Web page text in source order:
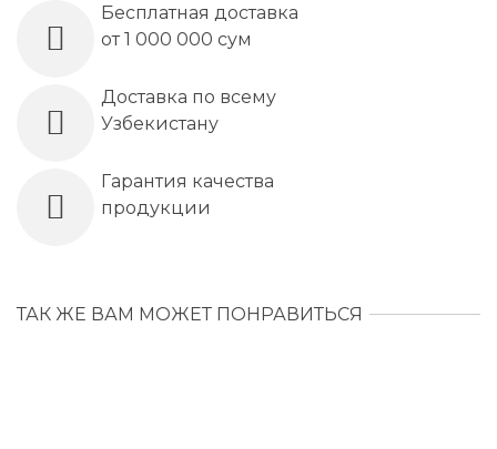
Бесплатная доставка
от 1 000 000 сум
Доставка по всему
Узбекистану
Гарантия качества
продукции
ТАК ЖЕ ВАМ МОЖЕТ ПОНРАВИТЬСЯ